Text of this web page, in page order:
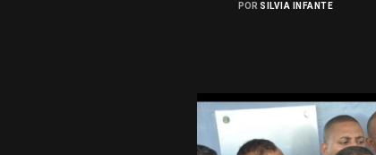
POR SILVIA INFANTE